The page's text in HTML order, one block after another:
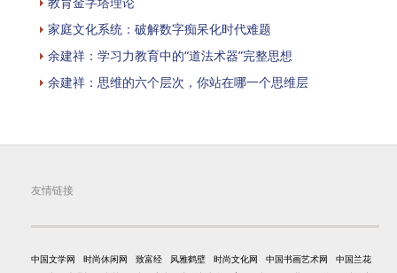
家庭文化系统：破解数字痴呆化时代难题
余建祥：学习力教育中的“道法术器”完整思想
余建祥：思维的六个层次，你站在哪一个思维层
友情链接
中国文学网 时尚休闲网 致富经 风雅鹤壁 时尚文化网 中国书画艺术网
中国兰花